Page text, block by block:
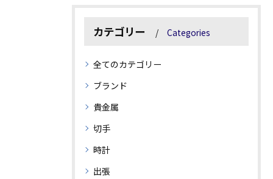
カテゴリー Categories
全てのカテゴリー
ブランド
貴金属
切手
時計
出張